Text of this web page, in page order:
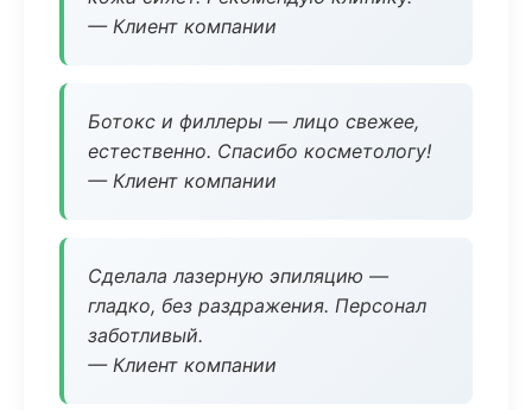
— Клиент компании
Ботокс и филлеры — лицо свежее,
естественно. Спасибо косметологу!
— Клиент компании
Сделала лазерную эпиляцию —
гладко, без раздражения. Персонал
заботливый.
— Клиент компании